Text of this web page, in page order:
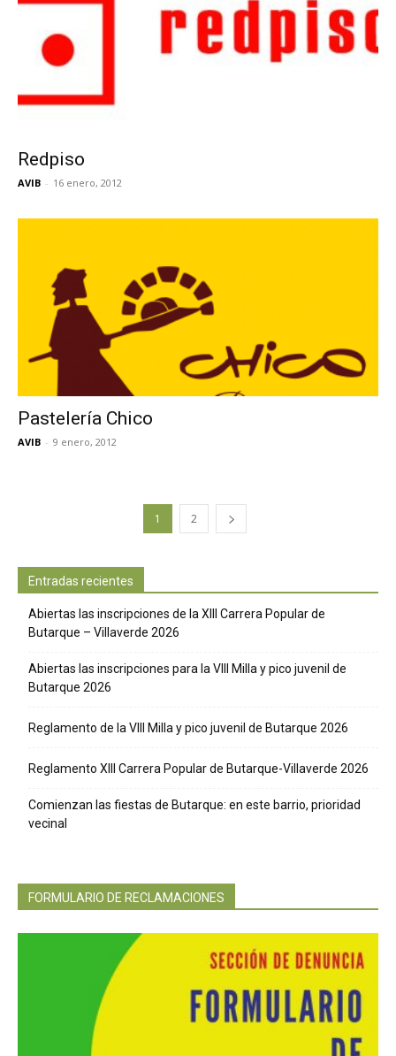
Redpiso
AVIB - 16 enero, 2012
Pastelería Chico
AVIB - 9 enero, 2012
1 2
Entradas recientes
Abiertas las inscripciones de la XIII Carrera Popular de
Butarque – Villaverde 2026
Abiertas las inscripciones para la VIII Milla y pico juvenil de
Butarque 2026
Reglamento de la VIII Milla y pico juvenil de Butarque 2026
Reglamento XIII Carrera Popular de Butarque-Villaverde 2026
Comienzan las fiestas de Butarque: en este barrio, prioridad
vecinal
FORMULARIO DE RECLAMACIONES